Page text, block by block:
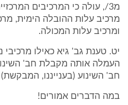
מ3/, עולה כי המרכיבים
מרכיב עלות ההובלה הימית,
ומרכיב עלות המכולה.
יט. טענת גב' גיא כאילו
העמלה אותה מקבלת חב'
חב' השינוע (בענייננו, המבקשת)
במה הדברים אמורים!